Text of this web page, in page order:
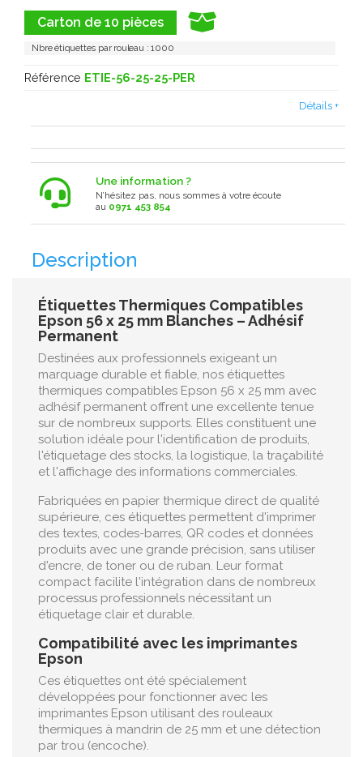
Carton de 10 pièces
Nbre étiquettes par rouleau : 1000
Référence ETIE-56-25-25-PER
Détails +
Une information ?
N’hésitez pas, nous sommes à votre écoute
au 0971 453 854
Description
Étiquettes Thermiques Compatibles
Epson 56 x 25 mm Blanches – Adhésif
Permanent
Destinées aux professionnels exigeant un
marquage durable et fiable, nos étiquettes
thermiques compatibles Epson 56 x 25 mm avec
adhésif permanent offrent une excellente tenue
sur de nombreux supports. Elles constituent une
solution idéale pour l'identification de produits,
l'étiquetage des stocks, la logistique, la traçabilité
et l'affichage des informations commerciales.
Fabriquées en papier thermique direct de qualité
supérieure, ces étiquettes permettent d'imprimer
des textes, codes-barres, QR codes et données
produits avec une grande précision, sans utiliser
d'encre, de toner ou de ruban. Leur format
compact facilite l'intégration dans de nombreux
processus professionnels nécessitant un
étiquetage clair et durable.
Compatibilité avec les imprimantes
Epson
Ces étiquettes ont été spécialement
développées pour fonctionner avec les
imprimantes Epson utilisant des rouleaux
thermiques à mandrin de 25 mm et une détection
par trou (encoche).